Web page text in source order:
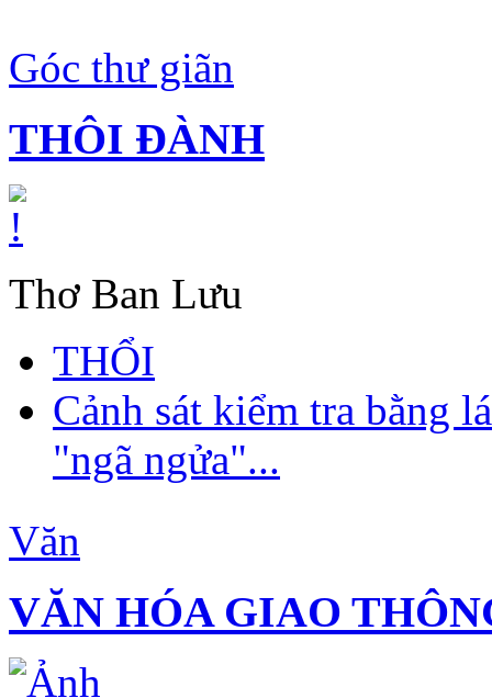
Góc thư giãn
THÔI ĐÀNH
Thơ Ban Lưu
THỔI
Cảnh sát kiểm tra bằng
"ngã ngửa"...
Văn
VĂN HÓA GIAO